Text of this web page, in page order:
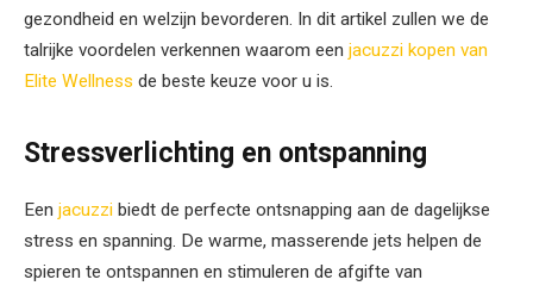
gezondheid en welzijn bevorderen. In dit artikel zullen we de
talrijke voordelen verkennen waarom een jacuzzi kopen van
Elite Wellness de beste keuze voor u is.
Stressverlichting en ontspanning
Een jacuzzi biedt de perfecte ontsnapping aan de dagelijkse
stress en spanning. De warme, masserende jets helpen de
spieren te ontspannen en stimuleren de afgifte van